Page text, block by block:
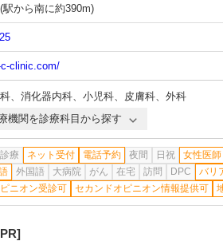
(駅から南に約390m)
clinic.com/
、 消化器内科、 小児科、 皮膚科、 外科
機関を診療科目から探す
療 ネット受付 電話予約 夜間 日祝 女性医師
外国語 大病院 がん 在宅 訪問 DPC バリ
ニオン受診可
セカンドオピニオン情報提供可